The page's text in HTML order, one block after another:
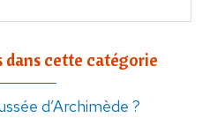
dans cette catégorie
d’Archimède ?